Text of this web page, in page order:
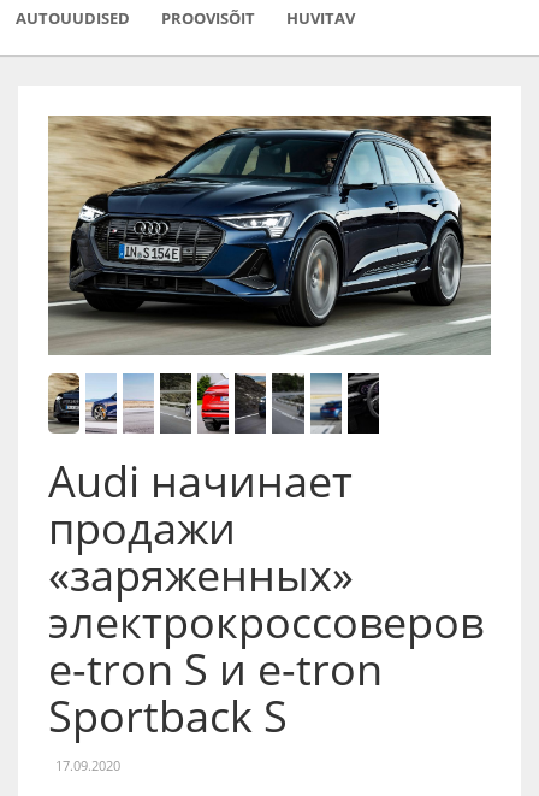
AUTOUUDISED PROOVISÕIT HUVITAV
Audi начинает
продажи
«заряженных»
электрокроссоверов
e-tron S и e-tron
Sportback S
17.09.2020